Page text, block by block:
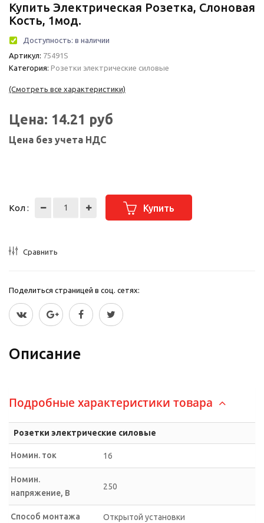
Купить Электрическая Розетка, Слоновая
Кость, 1мод.
Доступность: в наличии
Артикул: 75491S
Категория: Розетки электрические силовые
(Смотреть все характеристики)
Цена: 14.21 руб
Цена без учета НДС
Кол : Купить
Сравнить
Поделиться страницей в соц. сетях:
Описание
Подробные характеристики товара
Розетки электрические силовые
Номин. ток 16
Номин.
напряжение, В
250
Способ монтажа Открытой установки